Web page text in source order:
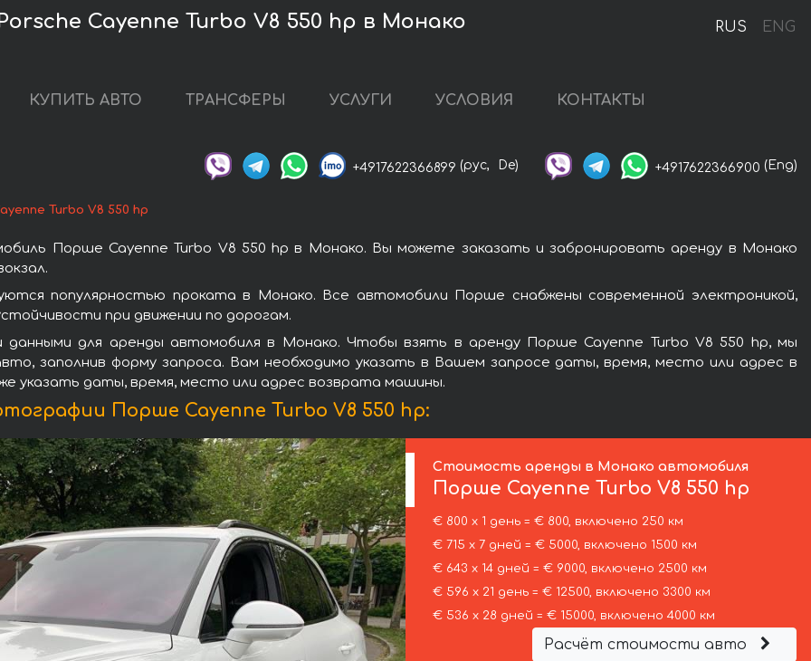
RUS ENG
Cayenne Turbo V8 550 hp в Монако
КУПИТЬ АВТО ТРАНСФЕРЫ УСЛУГИ УСЛОВИЯ КОНТАКТЫ
+4917622366899 (рус, De) +4917622366900 (Eng)
Turbo V8 550 hp
Порше Cayenne Turbo V8 550 hp в Монако. Вы можете заказать и забронировать аренду в Монако
популярностью проката в Монако. Все автомобили Порше снабжены современной электроникой,
при движении по дорогам.
для аренды автомобиля в Монако. Чтобы взять в аренду Порше Cayenne Turbo V8 550 hp, мы
заполнив форму запроса. Вам необходимо указать в Вашем запросе даты, время, место или адрес в
указать даты, время, место или адрес возврата машины.
Порше Cayenne Turbo V8 550 hp:
Стоимость аренды в Монако автомобиля
Порше Cayenne Turbo V8 550 hp
€ 800 х 1 день = € 800, включено 250 км
€ 715 х 7 дней = € 5000, включено 1500 км
€ 643 х 14 дней = € 9000, включено 2500 км
€ 596 х 21 день = € 12500, включено 3300 км
€ 536 х 28 дней = € 15000, включено 4000 км
Расчёт стоимости авто